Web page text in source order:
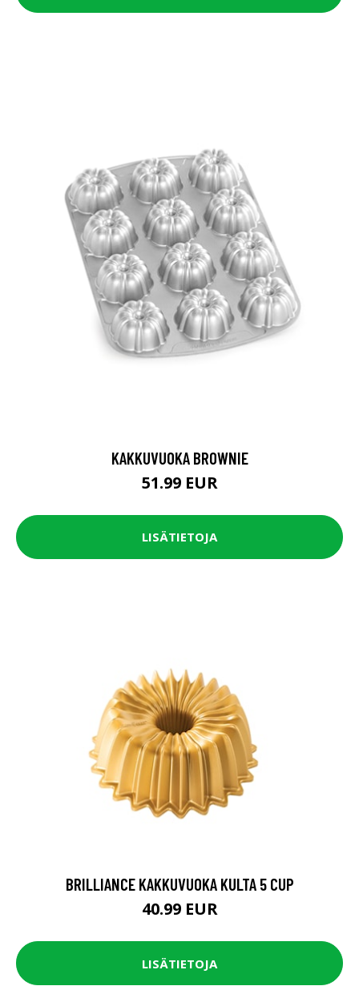
KAKKUVUOKA BROWNIE
51.99 EUR
LISÄTIETOJA
BRILLIANCE KAKKUVUOKA KULTA 5 CUP
40.99 EUR
LISÄTIETOJA